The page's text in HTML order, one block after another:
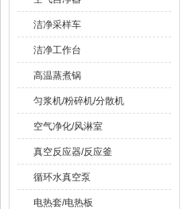
洁净采样车
洁净工作台
高温蒸煮锅
匀浆机/粉碎机/分散机
空气净化/风淋室
真空反应器/反应釜
循环水真空泵
电热套/电热板